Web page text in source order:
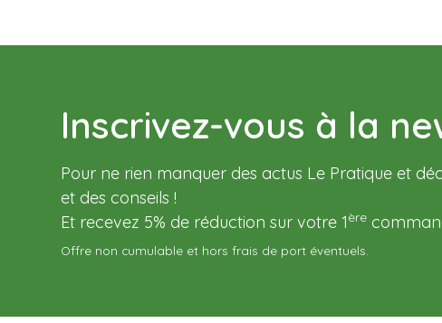
Inscrivez-vous à la
Pour ne rien manquer des actus Le Pratique et
et des conseils !
Et recevez 5% de réduction sur votre 1ère
Offre non cumulable et hors frais de port éventuels.